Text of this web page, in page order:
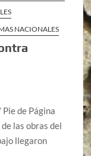
NACIONALES
de Página
las obras del
llegaron